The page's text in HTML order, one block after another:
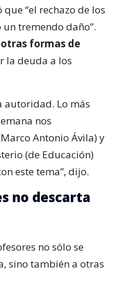
“el rechazo de los
tremendo daño”.
formas de
la deuda a los
autoridad. Lo más
nos
Antonio Ávila) y
(de Educación)
este tema”, dijo.
no descarta
no sólo se
sino también a otras